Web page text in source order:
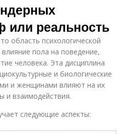
или реальность
область психологической
пола на поведение,
человека. Эта дисциплина
и биологические
и женщинами влияют на их
и взаимодействия.
следующие аспекты: